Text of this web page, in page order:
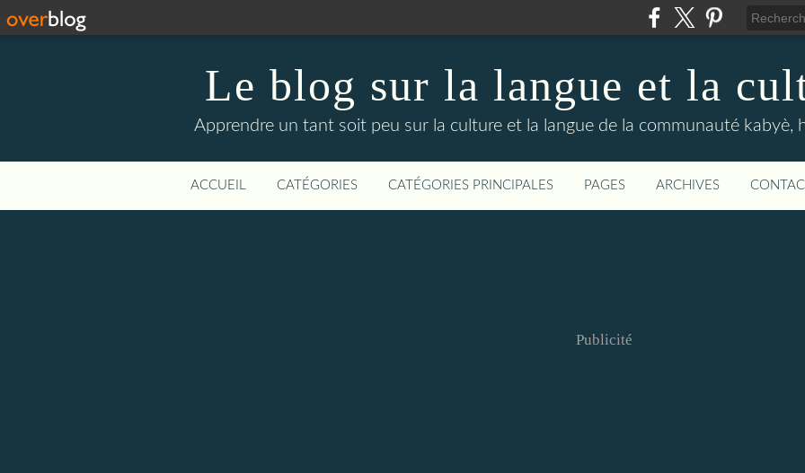
Le blog sur la langue et la
Apprendre un tant soit peu sur la culture et la langue de la communauté kabyè,
ACCUEIL CATÉGORIES CATÉGORIES PRINCIPALES PAGES ARCHIVES
Publicité